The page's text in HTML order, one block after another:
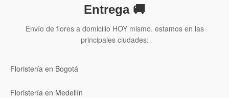
Entrega 🚚
Envío de flores a domicilio HOY mismo. estamos en las
principales ciudades:
Floristería en Bogotá
Floristería en Medellín